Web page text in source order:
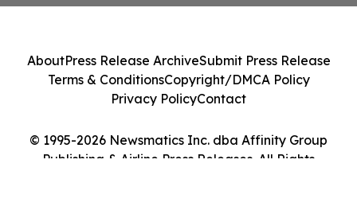
© 1995-2026 Newsmatics Inc. dba Affinity Group
Publishing & Airline Press Releases. All Rights
AboutPress Release ArchiveSubmit Press Release
Terms & ConditionsCopyright/DMCA Policy
Privacy PolicyContact